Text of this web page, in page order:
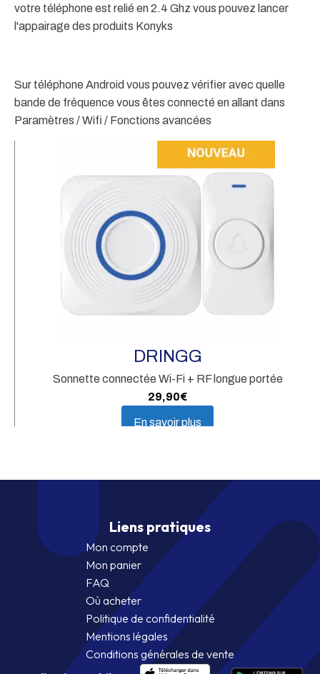
votre téléphone est relié en 2.4 Ghz vous pouvez lancer
l'appairage des produits Konyks
Sur téléphone Android vous pouvez vérifier avec quelle
bande de fréquence vous êtes connecté en allant dans
Paramètres / Wifi / Fonctions avancées
DRINGG
Sonnette connectée Wi-Fi + RF longue portée
29,90€
En savoir plus
Liens pratiques
Mon compte
Mon panier
FAQ
Où acheter
Politique de confidentialité
Mentions légales
Conditions générales de vente